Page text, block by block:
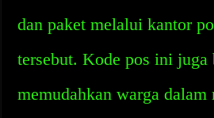
dan paket melalui kantor
tersebut. Kode pos ini juga
memudahkan warga dalam